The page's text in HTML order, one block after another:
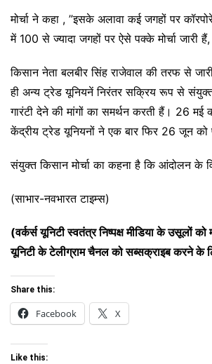
मोर्चा ने कहा , ”इसके अलावा कई जगहों पर
में 100 से ज्यादा जगहों पर ऐसे पक्के मोर्चा जारी
किसान नेता बलबीर सिंह राजेवाल की तरफ से
ही अन्य ट्रेड यूनियनें निरंतर सक्रिय रूप से संयुक्त
गारंटी देने की मांगों का समर्थन करती हैं। 26 मई
केंद्रीय ट्रेड यूनियनों ने एक बार फिर 26 जून
संयुक्त किसान मोर्चा का कहना है कि आंदोलन के
(साभार-नवभारत टाइम्स)
(वर्कर्स यूनिटी स्वतंत्र निष्पक्ष मीडिया के उसूलों
यूनिटी के टेलीग्राम चैनल को सब्सक्राइब करने के
Share this:
Facebook X
Like this: